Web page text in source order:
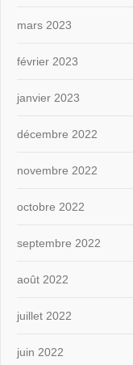
mars 2023
février 2023
janvier 2023
décembre 2022
novembre 2022
octobre 2022
septembre 2022
août 2022
juillet 2022
juin 2022